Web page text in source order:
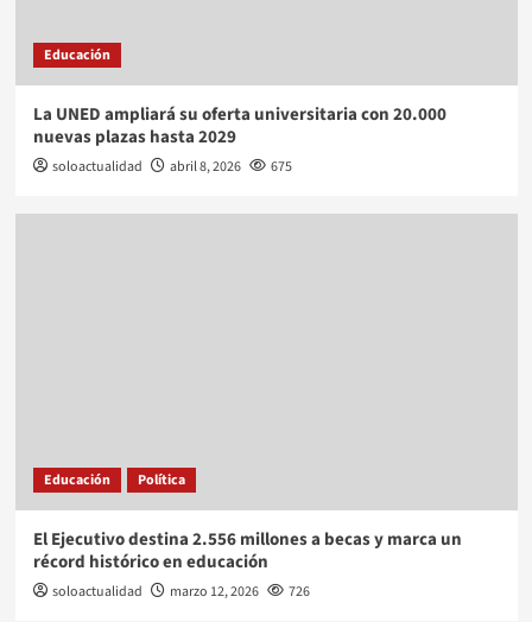
Educación
La UNED ampliará su oferta universitaria con 20.000
nuevas plazas hasta 2029
soloactualidad abril 8, 2026 675
Educación Política
El Ejecutivo destina 2.556 millones a becas y marca un
récord histórico en educación
soloactualidad marzo 12, 2026 726